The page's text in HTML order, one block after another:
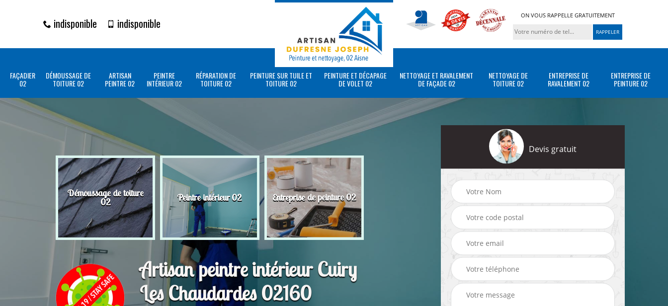
indisponible indisponible
ON VOUS RAPPELLE GRATUITEMENT
FAÇADIER
02
DÉMOUSSAGE DE
TOITURE 02
ARTISAN
PEINTRE 02
PEINTRE
INTÉRIEUR 02
RÉPARATION DE
TOITURE 02
PEINTURE SUR TUILE ET
TOITURE 02
PEINTURE ET DÉCAPAGE
DE VOLET 02
NETTOYAGE ET RAVALEMENT
DE FAÇADE 02
NETTOYAGE DE
TOITURE 02
ENTREPRISE DE
RAVALEMENT 02
ENTREPRISE DE
PEINTURE 02
Démoussage de toiture
02 Peintre intérieur 02 Entreprise de peinture 02
Artisan peintre intérieur Cuiry
Les Chaudardes 02160
Devis gratuit